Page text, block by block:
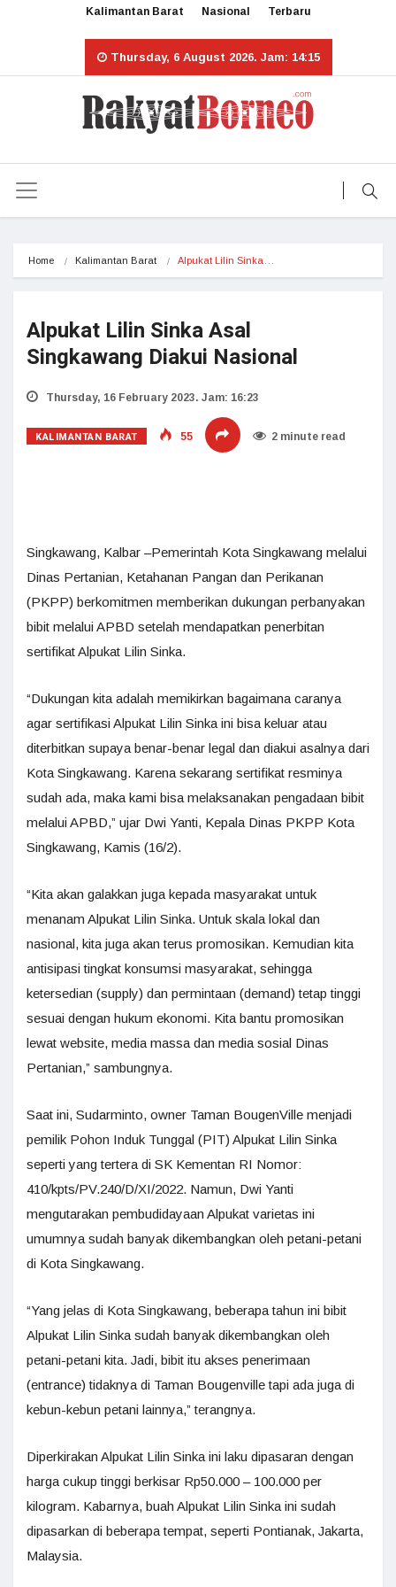
Kalimantan Barat Nasional Terbaru
Thursday, 6 August 2026. Jam: 14:15
Home Kalimantan Barat Alpukat Lilin Sinka…
Alpukat Lilin Sinka Asal
Singkawang Diakui Nasional
Thursday, 16 February 2023. Jam: 16:23
KALIMANTAN BARAT 55 2 minute read
Singkawang, Kalbar –Pemerintah Kota Singkawang melalui
Dinas Pertanian, Ketahanan Pangan dan Perikanan
(PKPP) berkomitmen memberikan dukungan perbanyakan
bibit melalui APBD setelah mendapatkan penerbitan
sertifikat Alpukat Lilin Sinka.
“Dukungan kita adalah memikirkan bagaimana caranya
agar sertifikasi Alpukat Lilin Sinka ini bisa keluar atau
diterbitkan supaya benar-benar legal dan diakui asalnya dari
Kota Singkawang. Karena sekarang sertifikat resminya
sudah ada, maka kami bisa melaksanakan pengadaan bibit
melalui APBD,” ujar Dwi Yanti, Kepala Dinas PKPP Kota
Singkawang, Kamis (16/2).
“Kita akan galakkan juga kepada masyarakat untuk
menanam Alpukat Lilin Sinka. Untuk skala lokal dan
nasional, kita juga akan terus promosikan. Kemudian kita
antisipasi tingkat konsumsi masyarakat, sehingga
ketersedian (supply) dan permintaan (demand) tetap tinggi
sesuai dengan hukum ekonomi. Kita bantu promosikan
lewat website, media massa dan media sosial Dinas
Pertanian,” sambungnya.
Saat ini, Sudarminto, owner Taman BougenVille menjadi
pemilik Pohon Induk Tunggal (PIT) Alpukat Lilin Sinka
seperti yang tertera di SK Kementan RI Nomor:
410/kpts/PV.240/D/XI/2022. Namun, Dwi Yanti
mengutarakan pembudidayaan Alpukat varietas ini
umumnya sudah banyak dikembangkan oleh petani-petani
di Kota Singkawang.
“Yang jelas di Kota Singkawang, beberapa tahun ini bibit
Alpukat Lilin Sinka sudah banyak dikembangkan oleh
petani-petani kita. Jadi, bibit itu akses penerimaan
(entrance) tidaknya di Taman Bougenville tapi ada juga di
kebun-kebun petani lainnya,” terangnya.
Diperkirakan Alpukat Lilin Sinka ini laku dipasaran dengan
harga cukup tinggi berkisar Rp50.000 – 100.000 per
kilogram. Kabarnya, buah Alpukat Lilin Sinka ini sudah
dipasarkan di beberapa tempat, seperti Pontianak, Jakarta,
Malaysia.